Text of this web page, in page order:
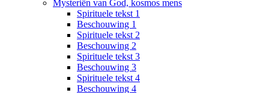
Mysteriën van God, kosmos mens
Spirituele tekst 1
Beschouwing 1
Spirituele tekst 2
Beschouwing 2
Spirituele tekst 3
Beschouwing 3
Spirituele tekst 4
Beschouwing 4